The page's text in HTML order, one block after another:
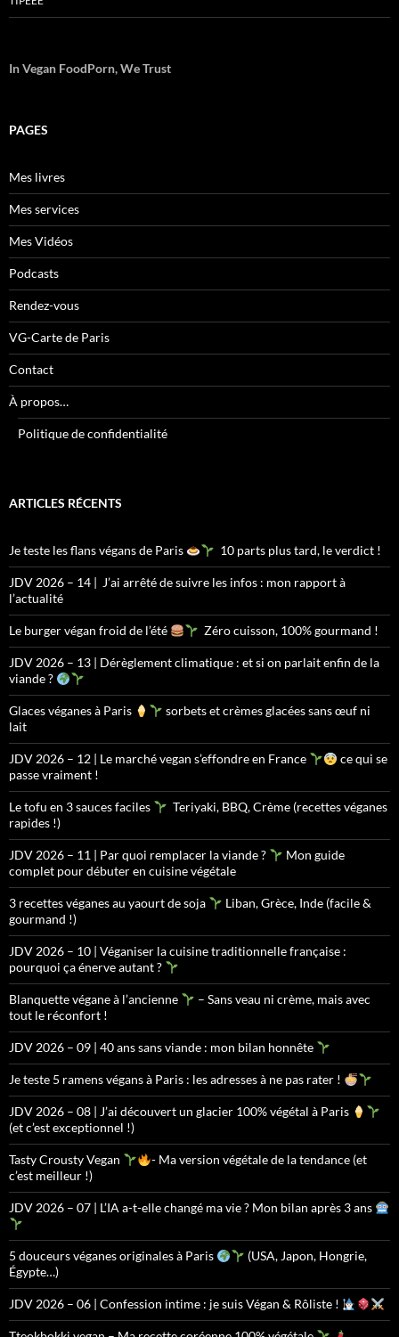
In Vegan FoodPorn, We Trust
PAGES
Mes livres
Mes services
Mes Vidéos
Podcasts
Rendez-vous
VG-Carte de Paris
Contact
À propos…
Politique de confidentialité
ARTICLES RÉCENTS
Je teste les flans végans de Paris 10 parts plus tard, le verdict !
JDV 2026 – 14 | J’ai arrêté de suivre les infos : mon rapport à
l’actualité
Le burger végan froid de l’été Zéro cuisson, 100% gourmand !
JDV 2026 – 13 | Dérèglement climatique : et si on parlait enfin de la
viande ?
Glaces véganes à Paris
sorbets et crèmes glacées sans œuf ni
lait
JDV 2026 – 12 | Le marché vegan s’effondre en France
ce qui se
passe vraiment !
Le tofu en 3 sauces faciles
Teriyaki, BBQ, Crème (recettes véganes
rapides !)
JDV 2026 – 11 | Par quoi remplacer la viande ?
Mon guide
complet pour débuter en cuisine végétale
3 recettes véganes au yaourt de soja
Liban, Grèce, Inde (facile &
gourmand !)
JDV 2026 – 10 | Véganiser la cuisine traditionnelle française :
pourquoi ça énerve autant ?
Blanquette végane à l’ancienne
– Sans veau ni crème, mais avec
tout le réconfort !
JDV 2026 – 09 | 40 ans sans viande : mon bilan honnête
Je teste 5 ramens végans à Paris : les adresses à ne pas rater !
JDV 2026 – 08 | J’ai découvert un glacier 100% végétal à Paris
(et c’est exceptionnel !)
Tasty Crousty Vegan
- Ma version végétale de la tendance (et
c’est meilleur !)
JDV 2026 – 07 | L’IA a-t-elle changé ma vie ? Mon bilan après 3 ans
5 douceurs véganes originales à Paris
(USA, Japon, Hongrie,
Égypte…)
JDV 2026 – 06 | Confession intime : je suis Végan & Rôliste !